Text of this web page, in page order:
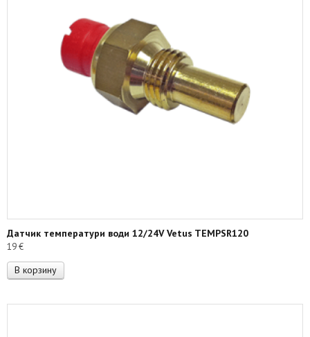
Датчик температури води 12/24V Vetus TEMPSR120
19€
В корзину